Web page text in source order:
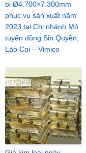
bi Ø4.700×7.300mm
phục vụ sản xuất năm
2023 tại Chi nhánh Mỏ
tuyển đồng Sin Quyền,
Lào Cai – Vimico